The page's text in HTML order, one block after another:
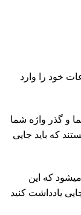
خود را وارد
و گذر واژه شما
که باید جایی
که این
یادداشت کنید